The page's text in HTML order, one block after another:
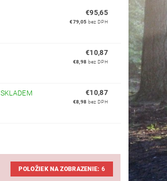
€95,65
€79,05 bez DPH
€10,87
€8,98 bez DPH
SKLADEM €10,87
€8,98 bez DPH
POLOŽIEK NA ZOBRAZENIE:6